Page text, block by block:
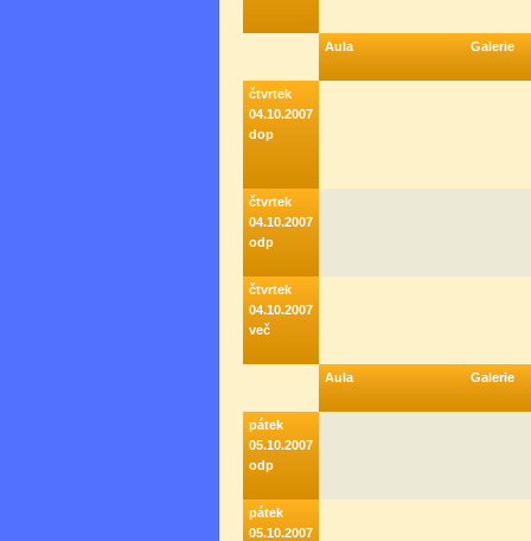
Aula Galerie
čtvrtek
04.10.2007
dop
čtvrtek
04.10.2007
odp
čtvrtek
04.10.2007
več
Aula Galerie
pátek
05.10.2007
odp
pátek
05.10.2007